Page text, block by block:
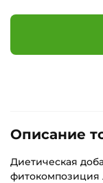
Описание
Диетическая
фитокомпозиция